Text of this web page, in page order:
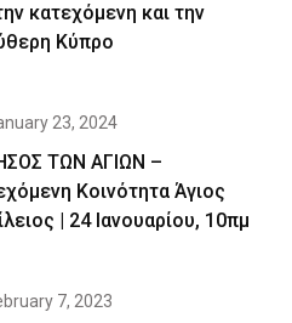
κατεχόμενη και την
Κύπρο
23, 2024
ΤΩΝ ΑΓΙΩΝ –
Κοινότητα Άγιος
| 24 Ιανουαρίου, 10πμ
7, 2023